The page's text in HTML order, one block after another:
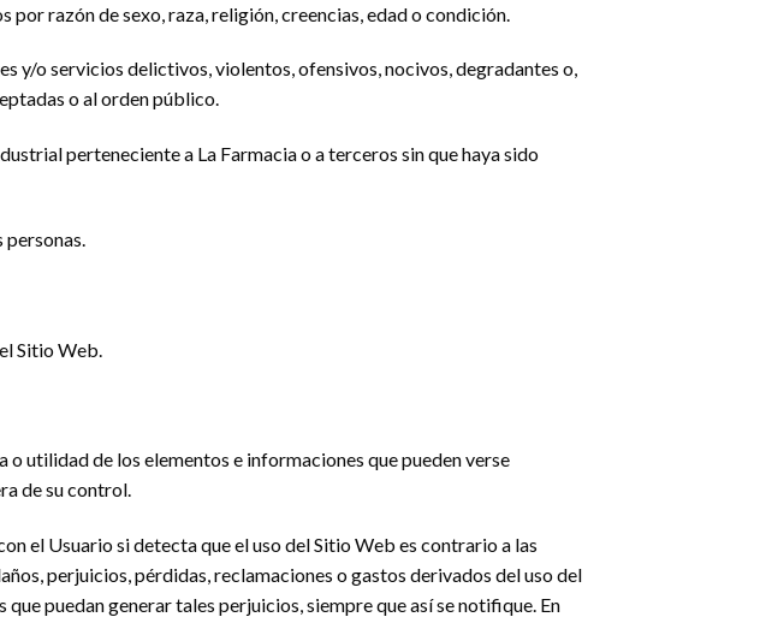
razón de sexo, raza, religión, creencias, edad o condición.
y/o servicios delictivos, violentos, ofensivos, nocivos, degradantes o,
o al orden público.
perteneciente a La Farmacia o a terceros sin que haya sido
personas.
Sitio Web.
utilidad de los elementos e informaciones que pueden verse
de su control.
el Usuario si detecta que el uso del Sitio Web es contrario a las
perjuicios, pérdidas, reclamaciones o gastos derivados del uso del
puedan generar tales perjuicios, siempre que así se notifique. En